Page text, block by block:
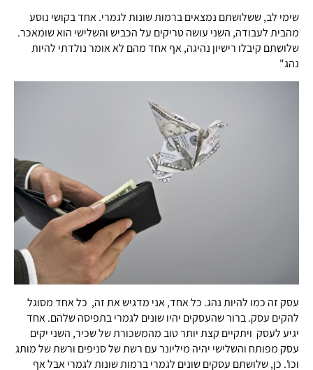
שימי לב, ששלושתם נמצאים ברמות שונות לגמרי. אחד בקושי נוסע
מהבית לעבודה, השני עושה טריקים על הכביש והשלישי הוא שומאכר.
שלושתם קיבלו רישיון נהיגה, אף אחד מהם לא אומר נולדתי להיות
נהג"
עסק זה כמו להיות נהג. כל אחד, אני מדגיש את זה, כל אחד מסוגל
להקים עסק. ברור שהעסקים יהיו שונים לגמרי בתפיסה שלהם. אחד
יגיע לעסק ויתקיים קצת יותר טוב מהמשכורת של שכיר, השני יקים
עסק מפותח והשלישי יהיה מיליונר עם רשת של סניפים ורשת של מותג
וכו'. כן, שלושתם עסקים שונים לגמרי ברמות שונות לגמרי אבל אף